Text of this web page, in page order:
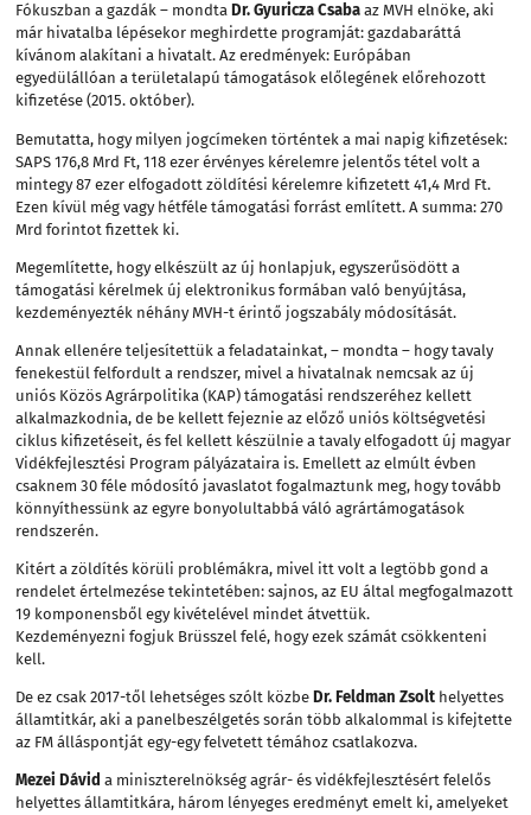
Fókuszban a gazdák – mondta Dr. Gyuricza Csaba az MVH elnöke, aki
már hivatalba lépésekor meghirdette programját: gazdabaráttá
kívánom alakítani a hivatalt. Az eredmények: Európában
egyedülállóan a területalapú támogatások előlegének előrehozott
kifizetése (2015. október).
Bemutatta, hogy milyen jogcímeken történtek a mai napig kifizetések:
SAPS 176,8 Mrd Ft, 118 ezer érvényes kérelemre jelentős tétel volt a
mintegy 87 ezer elfogadott zöldítési kérelemre kifizetett 41,4 Mrd Ft.
Ezen kívül még vagy hétféle támogatási forrást említett. A summa: 270
Mrd forintot fizettek ki.
Megemlítette, hogy elkészült az új honlapjuk, egyszerűsödött a
támogatási kérelmek új elektronikus formában való benyújtása,
kezdeményezték néhány MVH-t érintő jogszabály módosítását.
Annak ellenére teljesítettük a feladatainkat, – mondta – hogy tavaly
fenekestül felfordult a rendszer, mivel a hivatalnak nemcsak az új
uniós Közös Agrárpolitika (KAP) támogatási rendszeréhez kellett
alkalmazkodnia, de be kellett fejeznie az előző uniós költségvetési
ciklus kifizetéseit, és fel kellett készülnie a tavaly elfogadott új magyar
Vidékfejlesztési Program pályázataira is. Emellett az elmúlt évben
csaknem 30 féle módosító javaslatot fogalmaztunk meg, hogy tovább
könnyíthessünk az egyre bonyolultabbá váló agrártámogatások
rendszerén.
Kitért a zöldítés körüli problémákra, mivel itt volt a legtöbb gond a
rendelet értelmezése tekintetében: sajnos, az EU által megfogalmazott
19 komponensből egy kivételével mindet átvettük.
Kezdeményezni fogjuk Brüsszel felé, hogy ezek számát csökkenteni
kell.
De ez csak 2017-től lehetséges szólt közbe Dr. Feldman Zsolt helyettes
államtitkár, aki a panelbeszélgetés során több alkalommal is kifejtette
az FM álláspontját egy-egy felvetett témához csatlakozva.
Mezei Dávid a miniszterelnökség agrár- és vidékfejlesztésért felelős
helyettes államtitkára, három lényeges eredményt emelt ki, amelyeket